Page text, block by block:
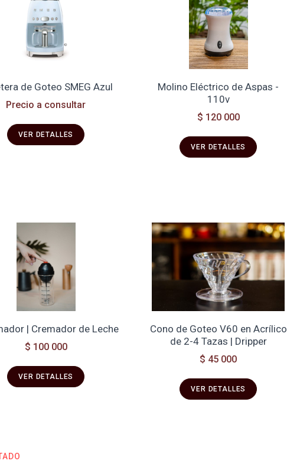
de Goteo SMEG Azul
Precio a consultar
VER DETALLES
Molino Eléctrico de Aspas -
110v
$ 120 000
VER DETALLES
| Cremador de Leche
$ 100 000
VER DETALLES
Cono de Goteo V60 en Acrílico
de 2-4 Tazas | Dripper
$ 45 000
VER DETALLES